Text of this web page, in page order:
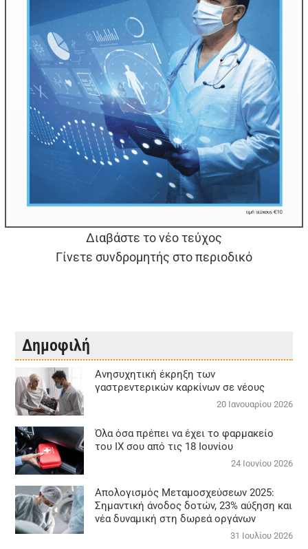
Διαβάστε το νέο τεύχος
Γίνετε συνδρομητής στο περιοδικό
Δημοφιλή
Aνησυχητική έκρηξη των
γαστρεντερικών καρκίνων σε νέους
20 Ιανουαρίου 2026
Όλα όσα πρέπει να έχει το φαρμακείο
του ΙΧ σου από τις 18 Ιουνίου
24 Ιουνίου 2026
Απολογισμός Μεταμοσχεύσεων 2025:
Σημαντική άνοδος δοτών, 23% αύξηση και
νέα δυναμική στη δωρεά οργάνων
31 Ιουλίου 2026